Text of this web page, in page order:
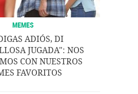
MEMES
ADIÓS, DI
JUGADA": NOS
CON NUESTROS
FAVORITOS